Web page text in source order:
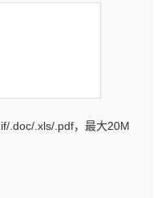
.doc/.xls/.pdf，最大20M